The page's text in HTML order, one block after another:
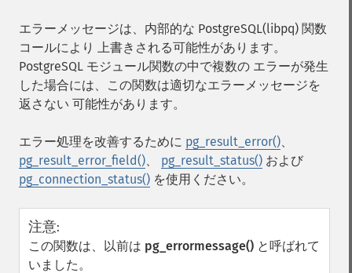
エラーメッセージは、内部的な PostgreSQL(libpq) 関数
コールにより 上書きされる可能性があります。
PostgreSQL モジュール関数の中で複数の エラーが発生
した場合には、この関数は適切なエラーメッセージを
返さない 可能性があります。
エラー処理を改善するために pg_result_error()、
pg_result_error_field()、 pg_result_status() および
pg_connection_status() を使用ください。
注意:
この関数は、以前は pg_errormessage() と呼ばれて
いました。